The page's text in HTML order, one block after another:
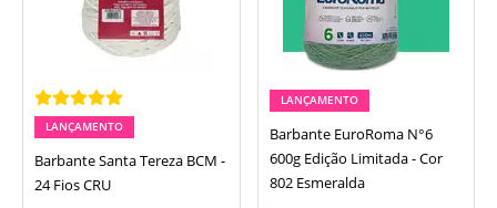
LANÇAMENTO
Barbante Santa Tereza BCM -
24 Fios CRU
LANÇAMENTO
Barbante EuroRoma N°6
600g Edição Limitada - Cor
802 Esmeralda